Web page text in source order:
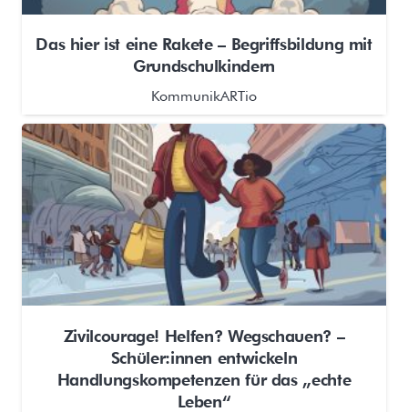
Das hier ist eine Rakete – Begriffsbildung mit
Grundschulkindern
KommunikARTio
Zivilcourage! Helfen? Wegschauen? –
Schüler:innen entwickeln
Handlungskompetenzen für das „echte
Leben“